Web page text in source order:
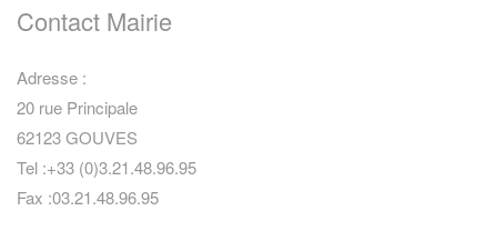
Contact Mairie
Adresse :
20 rue Principale
62123 GOUVES
Tel :+33 (0)3.21.48.96.95
Fax :03.21.48.96.95